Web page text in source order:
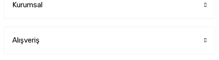
Kurumsal
Alışveriş